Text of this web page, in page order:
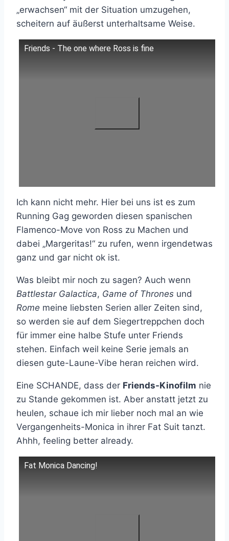
„erwachsen“ mit der Situation umzugehen,
scheitern auf äußerst unterhaltsame Weise.
Friends - The one where Ross is fine
Ich kann nicht mehr. Hier bei uns ist es zum
Running Gag geworden diesen spanischen
Flamenco-Move von Ross zu Machen und
dabei „Margeritas!“ zu rufen, wenn irgendetwas
ganz und gar nicht ok ist.
Was bleibt mir noch zu sagen? Auch wenn
Battlestar Galactica, Game of Thrones und
Rome meine liebsten Serien aller Zeiten sind,
so werden sie auf dem Siegertreppchen doch
für immer eine halbe Stufe unter Friends
stehen. Einfach weil keine Serie jemals an
diesen gute-Laune-Vibe heran reichen wird.
Eine SCHANDE, dass der Friends-Kinofilm nie
zu Stande gekommen ist. Aber anstatt jetzt zu
heulen, schaue ich mir lieber noch mal an wie
Vergangenheits-Monica in ihrer Fat Suit tanzt.
Ahhh, feeling better already.
Fat Monica Dancing!